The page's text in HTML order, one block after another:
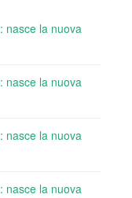
nasce la nuova
nasce la nuova
nasce la nuova
nasce la nuova